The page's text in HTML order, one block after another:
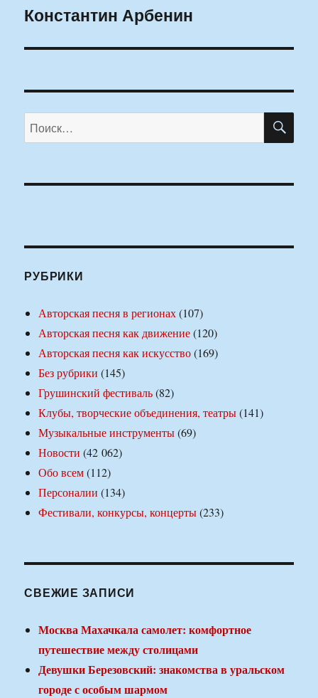
Следующая
Константин Арбенин
Искать:
РУБРИКИ
Авторская песня в регионах(107)
Авторская песня как движение(120)
Авторская песня как искусство(169)
Без рубрики (145)
Грушинский фестиваль(82)
Клубы, творческие объединения, театры(141)
Музыкальные инструменты(69)
Новости (42 062)
Обо всем(112)
Персоналии (134)
Фестивали, конкурсы, концерты(233)
СВЕЖИЕ ЗАПИСИ
Москва Махачкала самолет: комфортное
путешествие между столицами
Девушки Березовский: знакомства в уральском
городе с особым шармом